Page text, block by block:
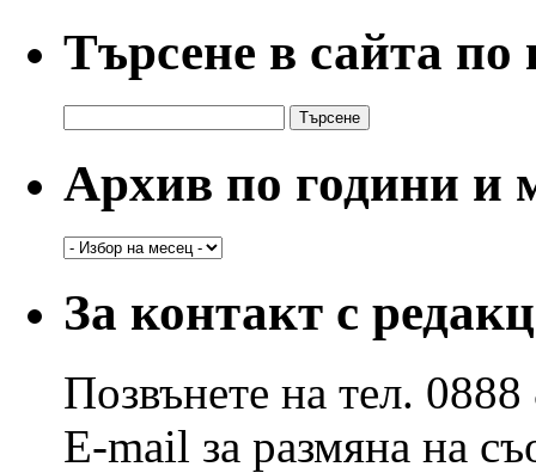
Търсене в сайта
за:
Архив по години и
Архив
и
месеци
За контакт с
Позвънете на тел.
E-mail за размяна на